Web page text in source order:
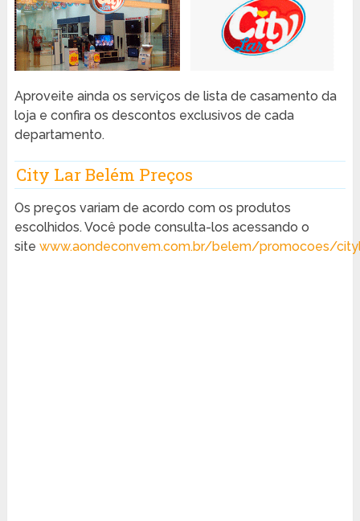
Aproveite ainda os serviços de lista de casamento da
loja e confira os descontos exclusivos de cada
departamento.
City Lar Belém Preços
Os preços variam de acordo com os produtos
escolhidos. Você pode consulta-los acessando o
site www.aondeconvem.com.br/belem/promocoes/